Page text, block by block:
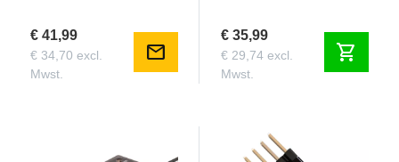
€ 41,99
€ 34,70 excl.
Mwst.
mail
€ 35,99
€ 29,74 excl.
Mwst.
shopping_cart